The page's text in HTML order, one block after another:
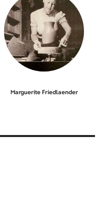
Marguerite Friedlaender